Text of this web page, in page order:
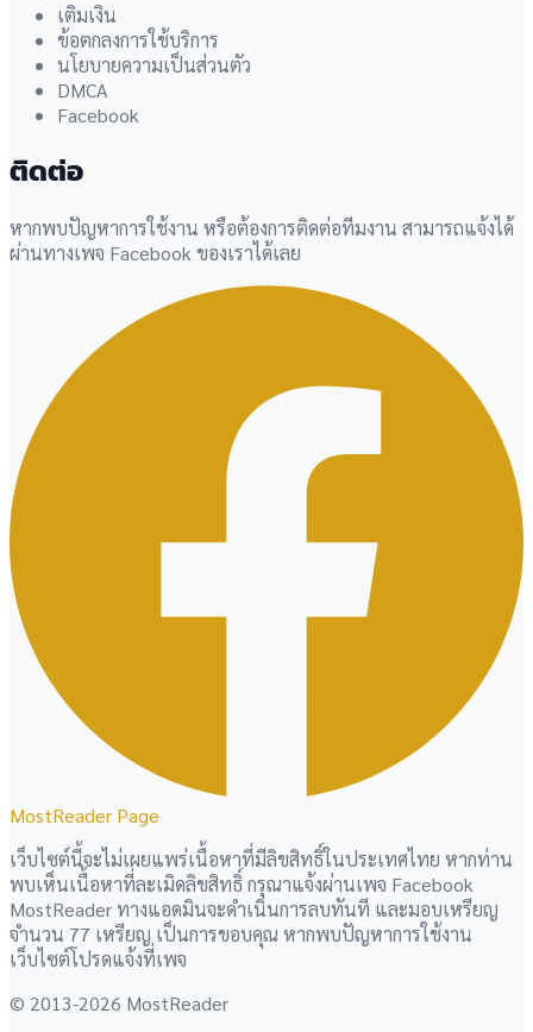
เติมเงิน
ข้อตกลงการใช้บริการ
นโยบายความเป็นส่วนตัว
DMCA
Facebook
ติดต่อ
หากพบปัญหาการใช้งาน หรือต้องการติดต่อทีมงาน สามารถแจ้งได้
ผ่านทางเพจ Facebook ของเราได้เลย
MostReader Page
เว็บไซต์นี้จะไม่เผยแพร่เนื้อหาที่มีลิขสิทธิ์ในประเทศไทย หากท่าน
พบเห็นเนื้อหาที่ละเมิดลิขสิทธิ์ กรุณาแจ้งผ่านเพจ Facebook
MostReader ทางแอดมินจะดำเนินการลบทันที และมอบเหรียญ
จำนวน 77 เหรียญ เป็นการขอบคุณ หากพบปัญหาการใช้งาน
เว็บไซต์โปรดแจ้งที่เพจ
© 2013-2026 MostReader